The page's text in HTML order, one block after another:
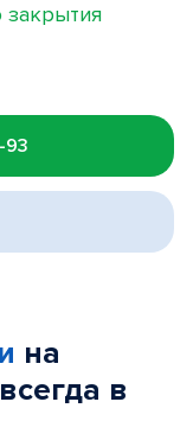
закрытия
93
на
всегда в